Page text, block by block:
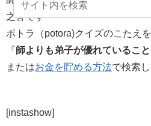
之誉です
ポトラ（potora)クイズのこたえ
『師よりも弟子が優れているこ
またはお金を貯める方法で検索
[instashow]